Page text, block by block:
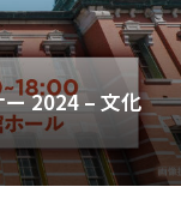
2024 – 文化